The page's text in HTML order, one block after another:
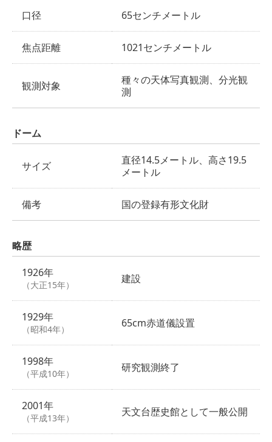
口径
65センチメートル
焦点距離 1021センチメートル
観測対象
種々の天体写真観測、分光観
測
ドーム
サイズ
直径14.5メートル、高さ19.5
メートル
備考 国の登録有形文化財
略歴
1926年
（大正15年） 建設
1929年
（昭和4年） 65cm赤道儀設置
1998年
（平成10年） 研究観測終了
2001年
（平成13年） 天文台歴史館として一般公開